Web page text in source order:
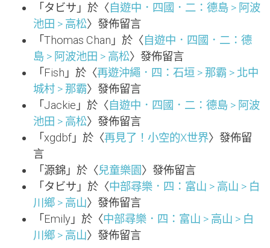
「 タビサ 」於〈自遊中．四國．二：德島 > 阿波
池田 > 高松〉發佈留言
「Thomas Chan 」於〈自遊中．四國．二：德
島 > 阿波池田 > 高松〉發佈留言
「 Fish 」於〈再遊沖繩．四：石垣 > 那霸 > 北中
城村 > 那霸〉發佈留言
「 Jackie 」於〈自遊中．四國．二：德島 > 阿波
池田 > 高松〉發佈留言
「xgdbf 」於〈再見了！小空的X世界〉發佈留
言
「 源錦 」於〈兒童樂園〉發佈留言
「 タビサ 」於〈中部尋樂．四：富山 > 高山 > 白
川鄉 > 高山〉發佈留言
「 Emily 」於〈中部尋樂．四：富山 > 高山 > 白
川鄉 > 高山〉發佈留言